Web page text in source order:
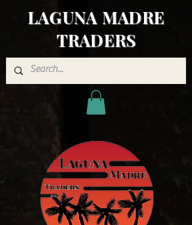
LAGUNA MADRE
TRADERS